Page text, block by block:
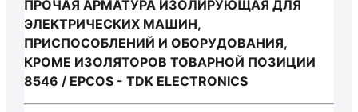
ПРОЧАЯ АРМАТУРА ИЗОЛИРУЮЩАЯ ДЛЯ
ЭЛЕКТРИЧЕСКИХ МАШИН,
ПРИСПОСОБЛЕНИЙ И ОБОРУДОВАНИЯ,
КРОМЕ ИЗОЛЯТОРОВ ТОВАРНОЙ ПОЗИЦИИ
8546 / EPCOS - TDK ELECTRONICS